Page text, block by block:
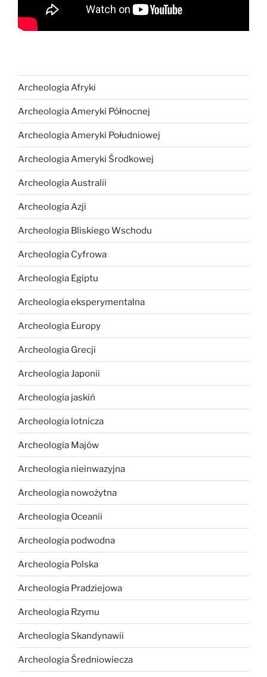
Archeologia Afryki
Archeologia Ameryki Północnej
Archeologia Ameryki Południowej
Archeologia Ameryki Środkowej
Archeologia Australii
Archeologia Azji
Archeologia Bliskiego Wschodu
Archeologia Cyfrowa
Archeologia Egiptu
Archeologia eksperymentalna
Archeologia Europy
Archeologia Grecji
Archeologia Japonii
Archeologia jaskiń
Archeologia lotnicza
Archeologia Majów
Archeologia nieinwazyjna
Archeologia nowożytna
Archeologia Oceanii
Archeologia podwodna
Archeologia Polska
Archeologia Pradziejowa
Archeologia Rzymu
Archeologia Skandynawii
Archeologia Średniowiecza